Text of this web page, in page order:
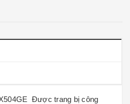
Được trang bị công